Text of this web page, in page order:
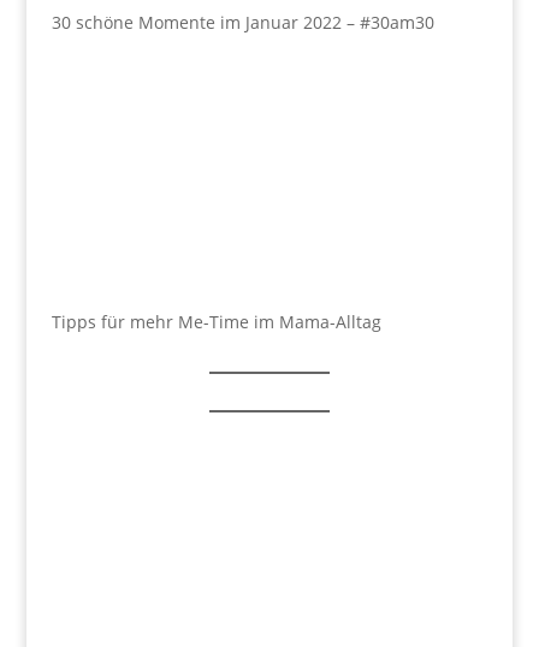
30 schöne Momente im Januar 2022 – #30am30
Tipps für mehr Me-Time im Mama-Alltag